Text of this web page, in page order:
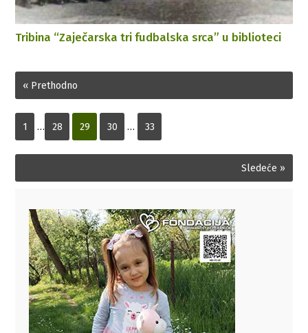
Tribina “Zaječarska tri fudbalska srca” u biblioteci
« Prethodno
1 … 28 29 30 … 33
Sledeće »